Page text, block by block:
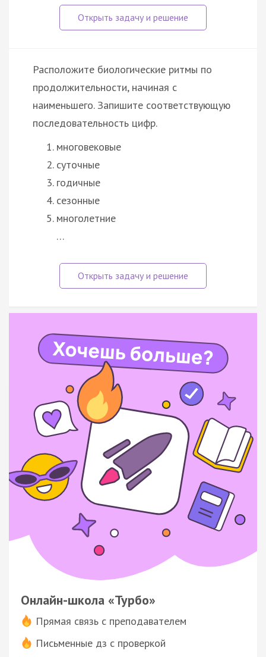
Расположите биологические ритмы по
продолжительности, начиная с
наименьшего. Запишите соответствующую
последовательность цифр.
многовековые
суточные
годичные
сезонные
многолетние
…
Онлайн-школа «Турбо»
Прямая связь с преподавателем
Письменные дз с проверкой